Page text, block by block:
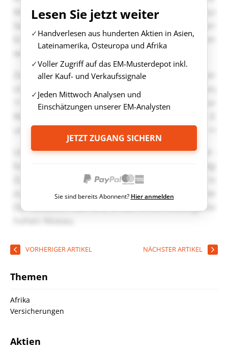
Lesen Sie jetzt weiter
Handverlesen aus hunderten Aktien in Asien,
Lateinamerika, Osteuropa und Afrika
Voller Zugriff auf das EM-Musterdepot inkl.
aller Kauf- und Verkaufssignale
Jeden Mittwoch Analysen und
Einschätzungen unserer EM-Analysten
JETZT ZUGANG SICHERN
Sie sind bereits Abonnent? Hier anmelden
VORHERIGER ARTIKEL NÄCHSTER ARTIKEL
Themen
Afrika
Versicherungen
Aktien